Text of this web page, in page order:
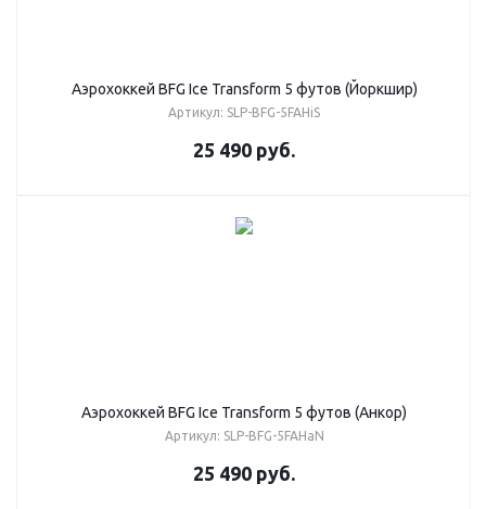
Аэрохоккей BFG Ice Transform 5 футов (Йоркшир)
Артикул: SLP-BFG-5FAHiS
25 490 руб.
Аэрохоккей BFG Ice Transform 5 футов (Анкор)
Артикул: SLP-BFG-5FAHaN
25 490 руб.